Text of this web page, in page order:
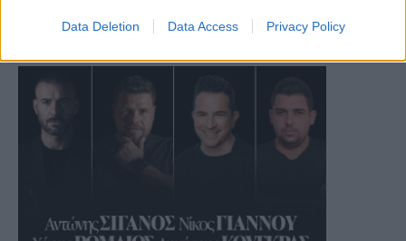
Data Deletion Data Access Privacy Policy